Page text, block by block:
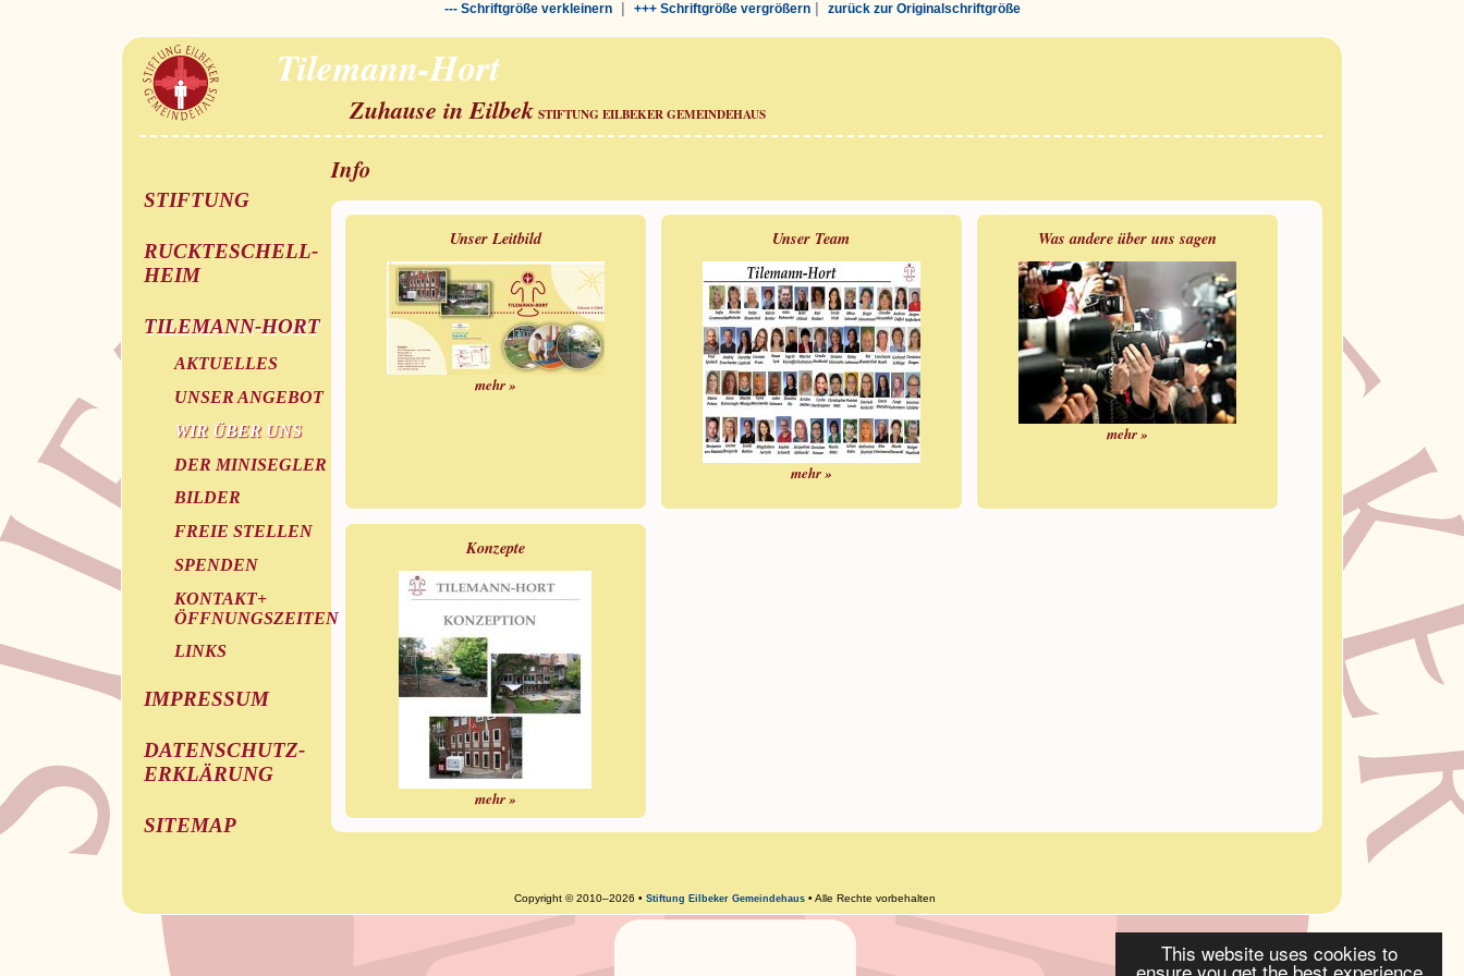
This website uses cookies to
--- Schriftgröße verkleinern| +++ Schriftgröße vergrößern| zurück zur Originalschriftgröße
Tilemann-Hort
Zuhause in Eilbek STIFTUNG EILBEKER GEMEINDEHAUS
STIFTUNG
RUCKTESCHELL-
HEIM
TILEMANN-HORT
AKTUELLES
UNSER ANGEBOT
WIR ÜBER UNS
DER MINISEGLER
BILDER
FREIE STELLEN
SPENDEN
KONTAKT+
ÖFFNUNGSZEITEN
LINKS
IMPRESSUM
DATENSCHUTZ-
ERKLÄRUNG
SITEMAP
Info
Unser Leitbild
mehr »
Unser Team
mehr »
Was andere über uns sagen
mehr »
Konzepte
mehr »
Copyright © 2010–2026 •Stiftung Eilbeker Gemeindehaus • Alle Rechte vorbehalten